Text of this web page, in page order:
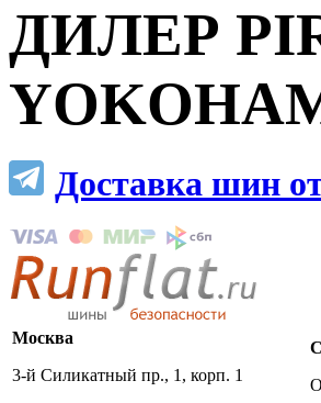
ДИЛЕР
Доставка шин
Москва
3-й Силикатный пр., 1, корп. 1